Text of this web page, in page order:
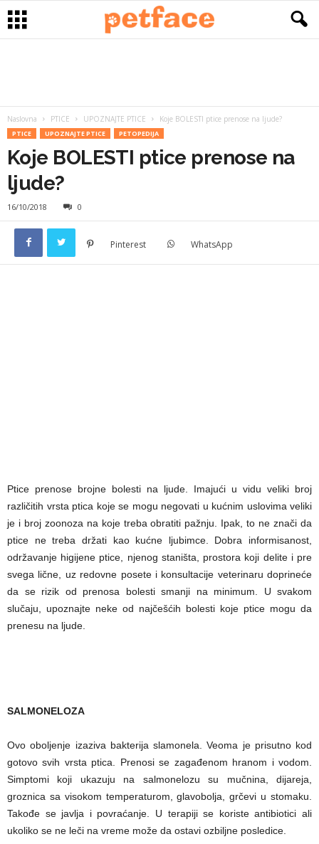
Naslovna PTICE UPOZNAJTE PTICE Koje BOLESTI ptice prenose na ljude?
PTICE UPOZNAJTE PTICE PETOPEDIJA
Koje BOLESTI ptice prenose na
ljude?
16/10/2018 0
Pinterest WhatsApp
Ptice prenose brojne bolesti na ljude. Imajući u vidu veliki broj
različitih vrsta ptica koje se mogu negovati u kućnim uslovima veliki
je i broj zoonoza na koje treba obratiti pažnju. Ipak, to ne znači da
ptice ne treba držati kao kućne ljubimce. Dobra informisanost,
održavanje higijene ptice, njenog staništa, prostora koji delite i pre
svega lične, uz redovne posete i konsultacije veterinaru doprineće
da se rizik od prenosa bolesti smanji na minimum. U svakom
slučaju, upoznajte neke od najčešćih bolesti koje ptice mogu da
prenesu na ljude.
SALMONELOZA
Ovo oboljenje izaziva bakterija slamonela. Veoma je prisutno kod
gotovo svih vrsta ptica. Prenosi se zagađenom hranom i vodom.
Simptomi koji ukazuju na salmonelozu su mučnina, dijareja,
groznica sa visokom temperaturom, glavobolja, grčevi u stomaku.
Takođe se javlja i povraćanje. U terapiji se koriste antibiotici ali
ukoliko se ne leči na vreme može da ostavi ozbiljne posledice.